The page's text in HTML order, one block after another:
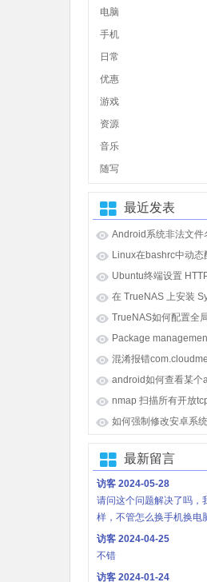
电脑
手机
日常
优惠
游戏
资源
音乐
随写
最近发表
Android系统非法文件
Linux在bashrc中动态
Ubuntu终端设置
TrueNAS如何配置全
android如何查看某个
nmap 扫描所有开放
如何强制修改安卓系
最新留言
访客2024-05-28
请问这个问题解决了吗，
样，不管怎么换手机换电
访客2024-04-25
不错
访客2024-01-24